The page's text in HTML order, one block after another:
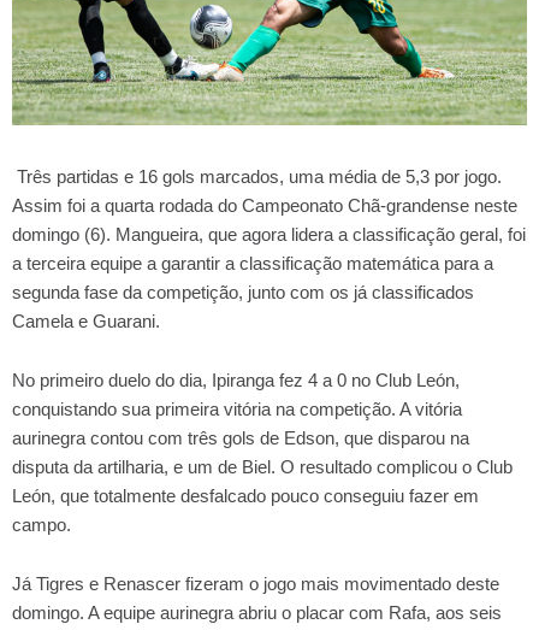
Três partidas e 16 gols marcados, uma média de 5,3 por jogo.
Assim foi a quarta rodada do Campeonato Chã-grandense neste
domingo (6). Mangueira, que agora lidera a classificação geral, foi
a terceira equipe a garantir a classificação matemática para a
segunda fase da competição, junto com os já classificados
Camela e Guarani.
No primeiro duelo do dia, Ipiranga fez 4 a 0 no Club León,
conquistando sua primeira vitória na competição. A vitória
aurinegra contou com três gols de Edson, que disparou na
disputa da artilharia, e um de Biel. O resultado complicou o Club
León, que totalmente desfalcado pouco conseguiu fazer em
campo.
Já Tigres e Renascer fizeram o jogo mais movimentado deste
domingo. A equipe aurinegra abriu o placar com Rafa, aos seis